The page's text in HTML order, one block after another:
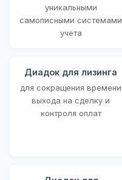
уникальными
самописными системами
учета
Диадок для лизинга
для сокращения времени
выхода на сделку и
контроля оплат